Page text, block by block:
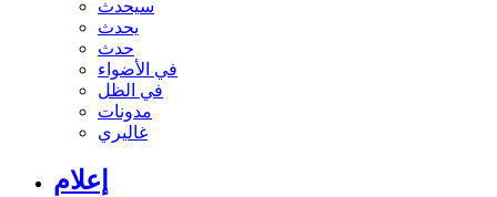
سيحدث
يحدث
حدث
في الأضواء
في الظل
مدونات
غاليري
إعلام